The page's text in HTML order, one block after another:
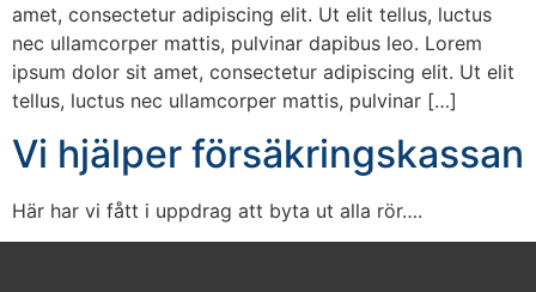
amet, consectetur adipiscing elit. Ut elit tellus, luctus
nec ullamcorper mattis, pulvinar dapibus leo. Lorem
ipsum dolor sit amet, consectetur adipiscing elit. Ut elit
tellus, luctus nec ullamcorper mattis, pulvinar […]
Vi hjälper försäkringskassan
Här har vi fått i uppdrag att byta ut alla rör….